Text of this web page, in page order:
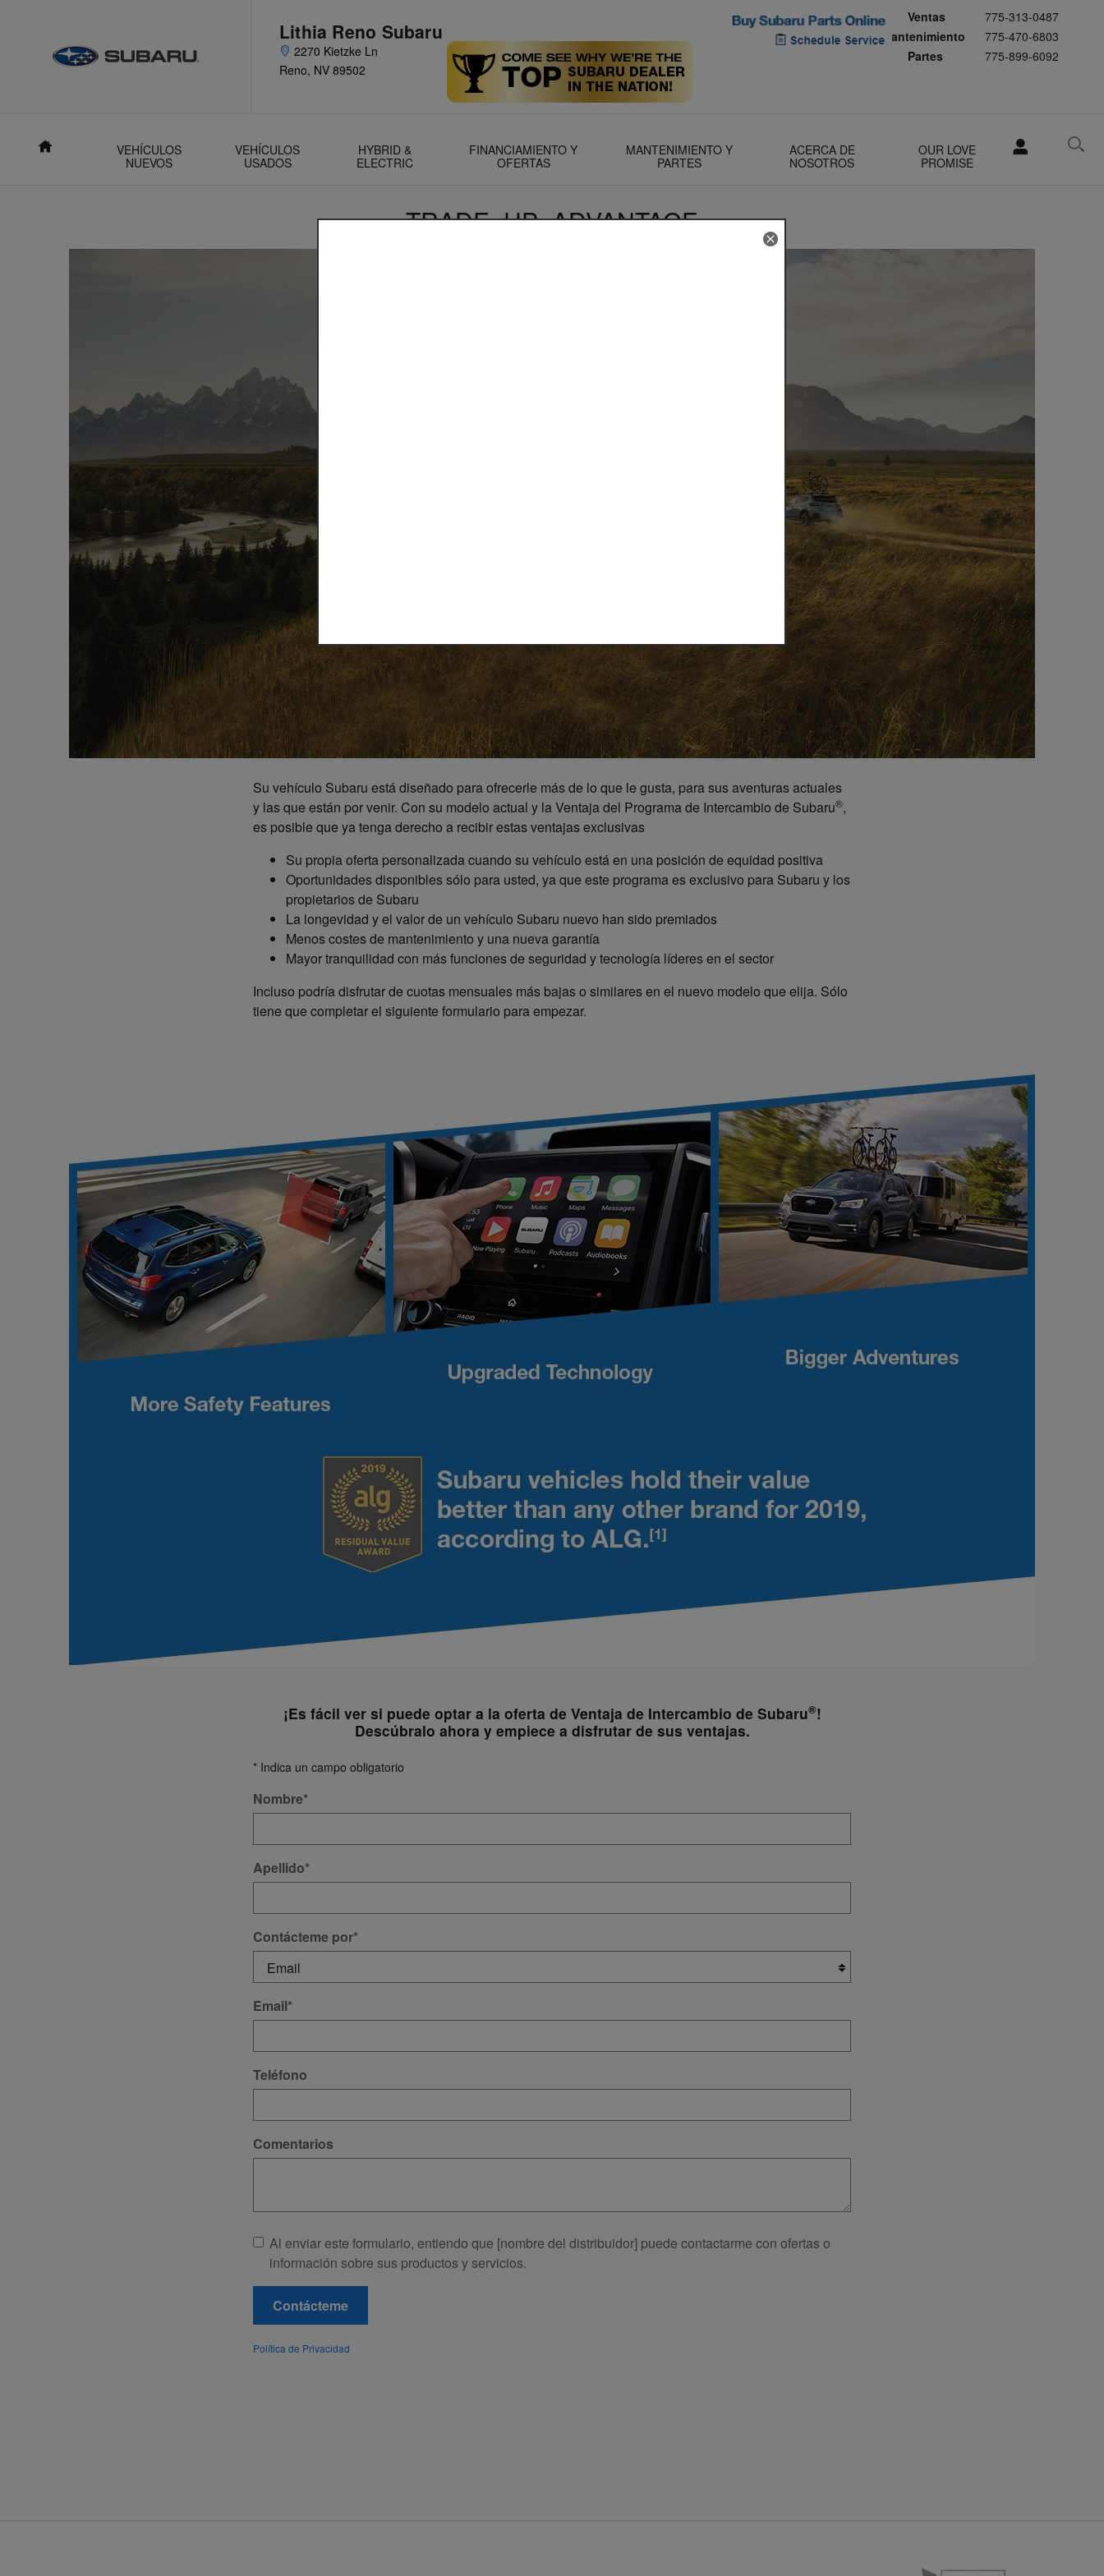
Lithia Reno Subaru
2270 Kietzke Ln
Reno, NV 89502
Ventas
775-313-0487
Mantenimiento
775-470-6803
Partes
775-899-6092
Inicio
VEHÍCULOS
NUEVOS
VEHÍCULOS
USADOS
HYBRID &
ELECTRIC
FINANCIAMIENTO Y
OFERTAS
MANTENIMIENTO Y
PARTES
ACERCA DE
NOSOTROS
OUR LOVE
PROMISE
TRADE_UP_ADVANTAGE
Su vehículo Subaru está diseñado para ofrecerle más de lo que le gusta, para sus aventuras actuales
y las que están por venir. Con su modelo actual y la Ventaja del Programa de Intercambio de Subaru®,
es posible que ya tenga derecho a recibir estas ventajas exclusivas
Su propia oferta personalizada cuando su vehículo está en una posición de equidad positiva
Oportunidades disponibles sólo para usted, ya que este programa es exclusivo para Subaru y los
propietarios de Subaru
La longevidad y el valor de un vehículo Subaru nuevo han sido premiados
Menos costes de mantenimiento y una nueva garantía
Mayor tranquilidad con más funciones de seguridad y tecnología líderes en el sector
Incluso podría disfrutar de cuotas mensuales más bajas o similares en el nuevo modelo que elija. Sólo
tiene que completar el siguiente formulario para empezar.
¡Es fácil ver si puede optar a la oferta de Ventaja de Intercambio de Subaru®!
Descúbralo ahora y empiece a disfrutar de sus ventajas.
* Indica un campo obligatorio
Nombre*
Apellido*
Contácteme por*
Email*
Teléfono
Comentarios
Al enviar este formulario, entiendo que [nombre del distribuidor] puede contactarme con ofertas o
información sobre sus productos y servicios.
Contácteme
Política de Privacidad